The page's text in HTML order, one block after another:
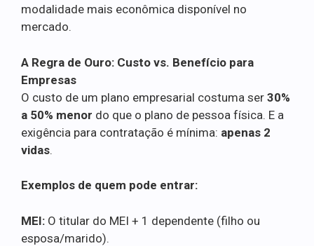
modalidade mais econômica disponível no
mercado.
A Regra de Ouro: Custo vs. Benefício para
Empresas
O custo de um plano empresarial costuma ser 30%
a 50% menor do que o plano de pessoa física. E a
exigência para contratação é mínima: apenas 2
vidas.
Exemplos de quem pode entrar:
MEI: O titular do MEI + 1 dependente (filho ou
esposa/marido).